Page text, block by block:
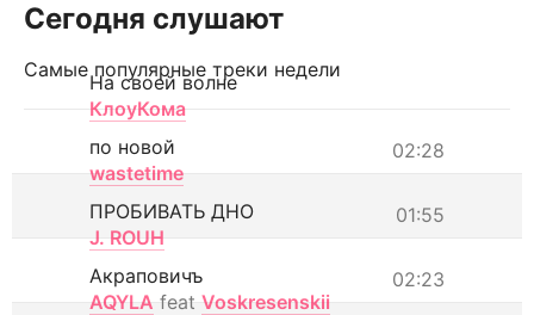
Сегодня слушают
Самые популярные треки недели
На своей волне
КлоуКома
02:28
по новой
wastetime
01:55
ПРОБИВАТЬ ДНО
J. ROUH
02:23
Акраповичъ
AQYLA feat Voskresenskii